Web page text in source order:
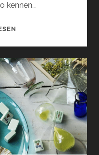
kennen…
HUMBERT
LUCAS’
„BLACK
GEMSTONE“